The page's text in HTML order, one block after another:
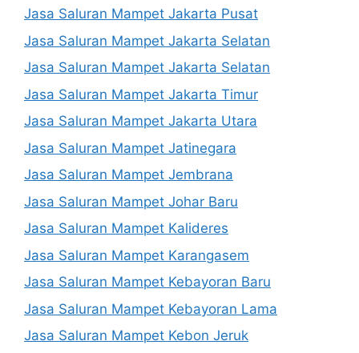
Jasa Saluran Mampet Jakarta Pusat
Jasa Saluran Mampet Jakarta Selatan
Jasa Saluran Mampet Jakarta Selatan
Jasa Saluran Mampet Jakarta Timur
Jasa Saluran Mampet Jakarta Utara
Jasa Saluran Mampet Jatinegara
Jasa Saluran Mampet Jembrana
Jasa Saluran Mampet Johar Baru
Jasa Saluran Mampet Kalideres
Jasa Saluran Mampet Karangasem
Jasa Saluran Mampet Kebayoran Baru
Jasa Saluran Mampet Kebayoran Lama
Jasa Saluran Mampet Kebon Jeruk